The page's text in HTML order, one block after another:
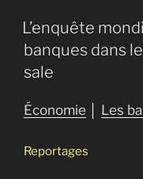
L’enquête
banques dans
sale
Économie Les
Reportages